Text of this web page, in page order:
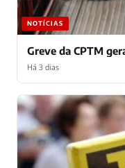
NOTÍCIAS
Greve da CPTM
Há 3 dias